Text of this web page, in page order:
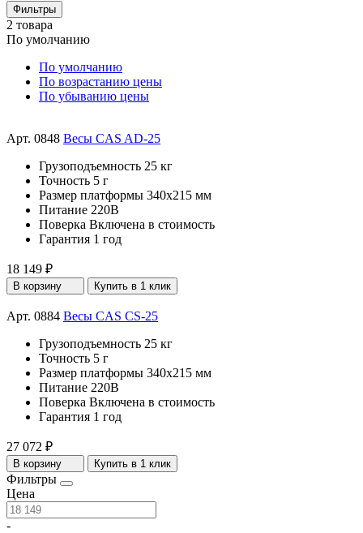
Фильтры
2 товара
По умолчанию
По умолчанию
По возрастанию цены
По убыванию цены
Арт. 0848 Весы CAS AD-25
Грузоподъемность 25 кг
Точность 5 г
Размер платформы 340х215 мм
Питание 220В
Поверка Включена в стоимость
Гарантия 1 год
18 149 ₽
В корзину Купить в 1 клик
Арт. 0884 Весы CAS CS-25
Грузоподъемность 25 кг
Точность 5 г
Размер платформы 340х215 мм
Питание 220В
Поверка Включена в стоимость
Гарантия 1 год
27 072 ₽
В корзину Купить в 1 клик
Фильтры
Цена
-